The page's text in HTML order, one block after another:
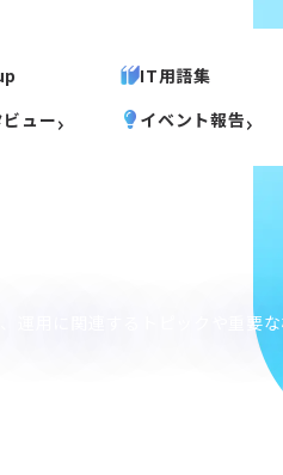
IT用語集
ュー
イベント報告
用に関連するトピックや重要